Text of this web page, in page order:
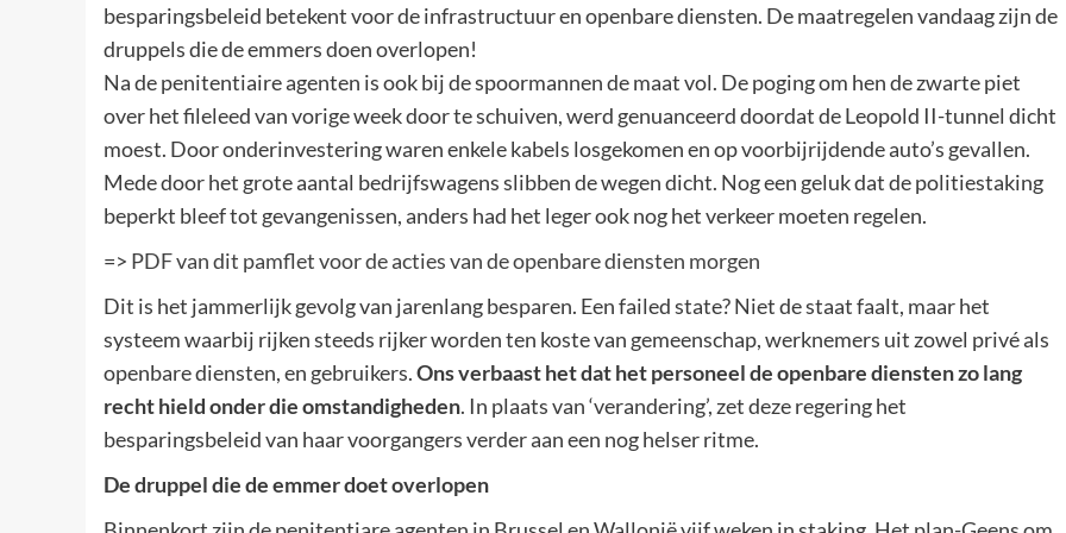
besparingsbeleid betekent voor de infrastructuur en openbare diensten. De maatregelen vandaag zijn de
druppels die de emmers doen overlopen!
Na de penitentiaire agenten is ook bij de spoormannen de maat vol. De poging om hen de zwarte piet
over het fileleed van vorige week door te schuiven, werd genuanceerd doordat de Leopold II-tunnel dicht
moest. Door onderinvestering waren enkele kabels losgekomen en op voorbijrijdende auto’s gevallen.
Mede door het grote aantal bedrijfswagens slibben de wegen dicht. Nog een geluk dat de politiestaking
beperkt bleef tot gevangenissen, anders had het leger ook nog het verkeer moeten regelen.
=> PDF van dit pamflet voor de acties van de openbare diensten morgen
Dit is het jammerlijk gevolg van jarenlang besparen. Een failed state? Niet de staat faalt, maar het
systeem waarbij rijken steeds rijker worden ten koste van gemeenschap, werknemers uit zowel privé als
openbare diensten, en gebruikers.Ons verbaast het dat het personeel de openbare diensten zo lang
recht hield onder die omstandigheden. In plaats van ‘verandering’, zet deze regering het
besparingsbeleid van haar voorgangers verder aan een nog helser ritme.
De druppel die de emmer doet overlopen